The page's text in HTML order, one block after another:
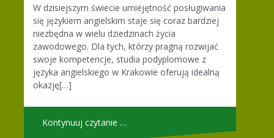
W dzisiejszym świecie umiejętność posługiwania
się językiem angielskim staje się coraz bardziej
niezbędna w wielu dziedzinach życia
zawodowego. Dla tych, którzy pragną rozwijać
swoje kompetencje, studia podyplomowe z
języka angielskiego w Krakowie oferują idealną
okazję[…]
Kontynuuj czytanie …